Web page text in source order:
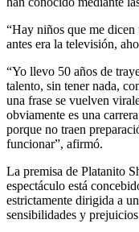
“Hay niños que me dicen
antes era la televisión,
“Yo llevo 50 años de
talento, sin tener nada,
una frase se vuelven
obviamente es una
porque no traen
funcionar”, afirmó.
La premisa de Platanito
espectáculo está
estrictamente dirigida a
sensibilidades y